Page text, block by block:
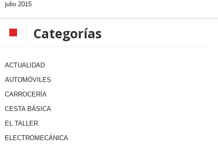
julio 2015
Categorías
ACTUALIDAD
AUTOMÓVILES
CARROCERÍA
CESTA BÁSICA
EL TALLER
ELECTROMECÁNICA